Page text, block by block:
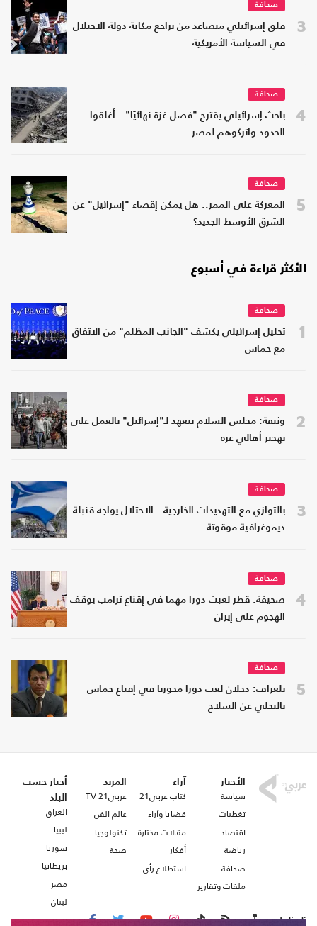
3
صحافة
قلق إسرائيلي متصاعد من تراجع مكانة دولة الاحتلال
في السياسة الأمريكية
4
صحافة
باحث إسرائيلي يقترح "فصل غزة نهائيًا".. أغلقوا
الحدود واتركوهم لمصر
5
صحافة
المعركة على الممر.. هل يمكن إقصاء "إسرائيل" عن
الشرق الأوسط الجديد؟
الأكثر قراءة في أسبوع
1
صحافة
تحليل إسرائيلي يكشف "الجانب المظلم" من الاتفاق
مع حماس
2
صحافة
وثيقة: مجلس السلام يتعهد لـ"إسرائيل" بالعمل على
تهجير أهالي غزة
3
صحافة
بالتوازي مع التهديدات الخارجية.. الاحتلال يواجه قنبلة
ديموغرافية موقوتة
4
صحافة
صحيفة: قطر لعبت دورا مهما في إقناع ترامب بوقف
الهجوم على إيران
5
صحافة
تلغراف: دحلان لعب دورا محوريا في إقناع حماس
بالتخلي عن السلاح
الأخبار
سياسة
تغطيات
اقتصاد
رياضة
صحافة
ملفات وتقارير
آراء
كتاب عربي21
قضايا وآراء
مقالات مختارة
أفكار
استطلاع رأي
المزيد
عربي21 TV
عالم الفن
تكنولوجيا
صحة
أخبار حسب
البلد
العراق
ليبيا
سوريا
بريطانيا
مصر
لبنان
تابعنا على